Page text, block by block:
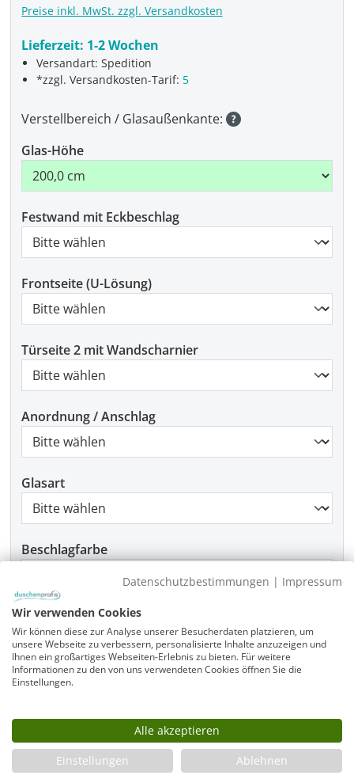
Preise inkl. MwSt. zzgl. Versandkosten
Lieferzeit: 1-2 Wochen
Versandart: Spedition
*zzgl. Versandkosten-Tarif: 5
Verstellbereich / Glasaußenkante:
Glas-Höhe
Festwand mit Eckbeschlag
Frontseite (U-Lösung)
Türseite 2 mit Wandscharnier
Anordnung / Anschlag
Glasart
Beschlagfarbe
Montage
Produkt Anzahl: Gib den gewünschten
Infos
Datenschutzbestimmungen | Impressum
Wir verwenden Cookies
Wir können diese zur Analyse unserer Besucherdaten platzieren, um
unsere Webseite zu verbessern, personalisierte Inhalte anzuzeigen und
Ihnen ein großartiges Webseiten-Erlebnis zu bieten. Für weitere
Informationen zu den von uns verwendeten Cookies öffnen Sie die
Einstellungen.
Alle akzeptieren
Einstellungen
Ablehnen